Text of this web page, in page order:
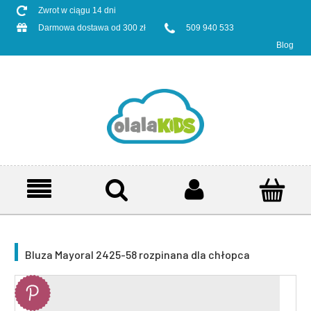
Zwrot w ciągu 14 dni
Darmowa dostawa od 300 zł
509 940 533
Blog
Bluza Mayoral 2425-58 rozpinana dla chłopca